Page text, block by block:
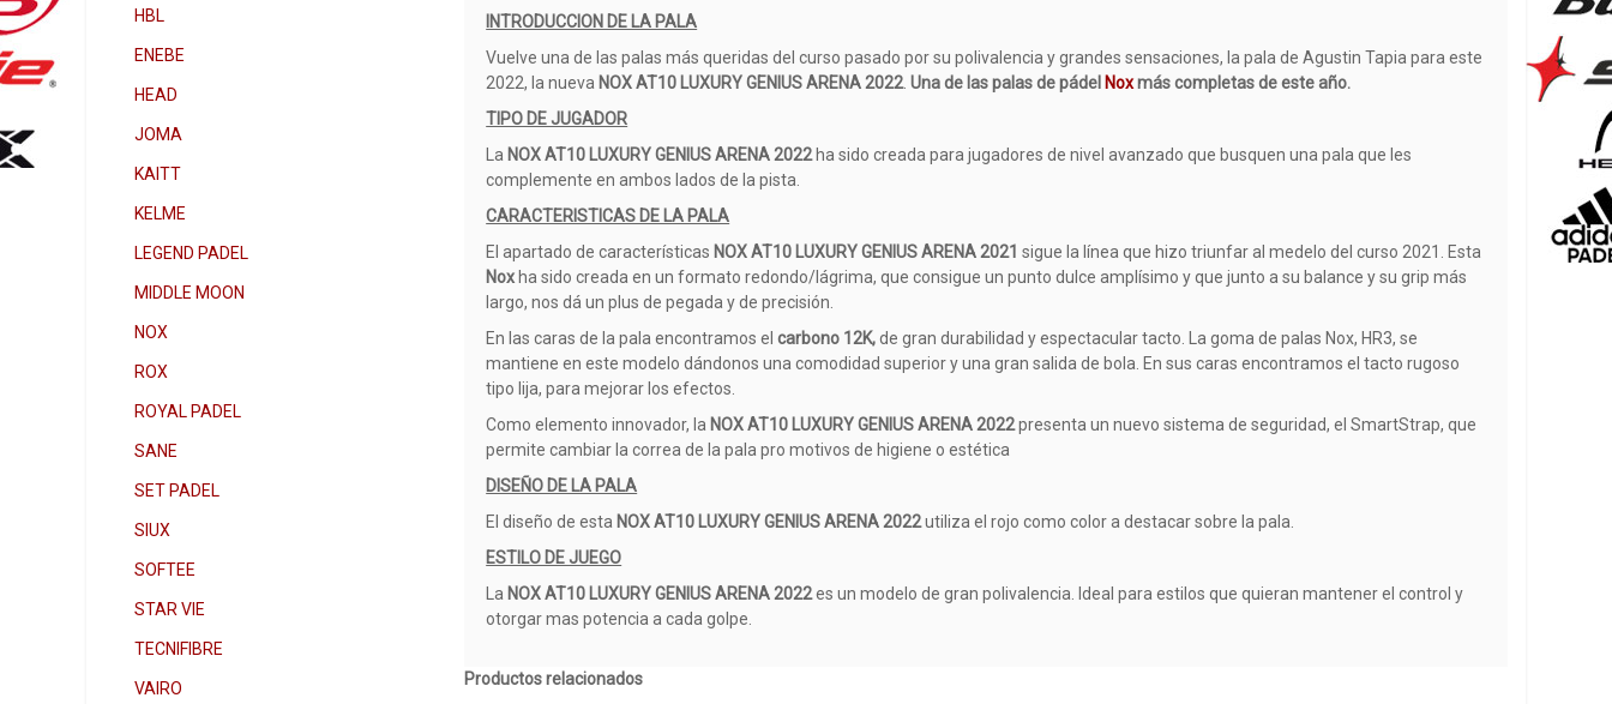
HBL
ENEBE
HEAD
JOMA
KAITT
KELME
LEGEND PADEL
MIDDLE MOON
NOX
ROX
ROYAL PADEL
SANE
SET PADEL
SIUX
SOFTEE
STAR VIE
TECNIFIBRE
VAIRO
INTRODUCCION DE LA PALA
Vuelve una de las palas más queridas del curso pasado por su polivalencia y grandes sensaciones, la pala de Agustin Tapia para este
2022, la nueva NOX AT10 LUXURY GENIUS ARENA 2022.Una de las palas de pádelNoxmás completas de este año.
TIPO DE JUGADOR
La NOX AT10 LUXURY GENIUS ARENA 2022ha sido creada para jugadores de nivel avanzado que busquen una pala que les
complemente en ambos lados de la pista.
CARACTERISTICAS DE LA PALA
El apartado de características NOX AT10 LUXURY GENIUS ARENA 2021 sigue la línea que hizo triunfar al medelo del curso 2021. Esta
Noxha sido creada en un formato redondo/lágrima, que consigue un punto dulce amplísimo y que junto a su balance y su grip más
largo, nos dá un plus de pegada y de precisión.
En las caras de la pala encontramos elcarbono 12K,de gran durabilidad y espectacular tacto. La goma de palas Nox, HR3, se
mantiene en este modelo dándonos una comodidad superior y una gran salida de bola. En sus caras encontramos el tacto rugoso
tipo lija, para mejorar los efectos.
Como elemento innovador, la NOX AT10 LUXURY GENIUS ARENA 2022presenta un nuevo sistema de seguridad, el SmartStrap, que
permite cambiar la correa de la pala pro motivos de higiene o estética
DISEÑO DE LA PALA
El diseño de esta NOX AT10 LUXURY GENIUS ARENA 2022utiliza el rojo como color a destacar sobre la pala.
ESTILO DE JUEGO
La NOX AT10 LUXURY GENIUS ARENA 2022es un modelo de gran polivalencia. Ideal para estilos que quieran mantener el control y
otorgar mas potencia a cada golpe.
Productos relacionados